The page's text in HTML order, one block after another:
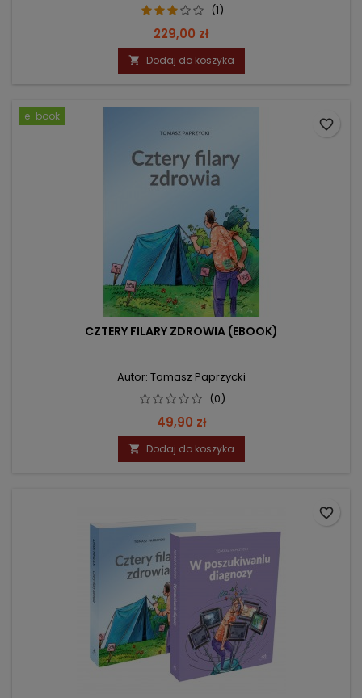
(1)
Cena
229,00 zł
 Dodaj do koszyka
e-book
CZTERY FILARY ZDROWIA (EBOOK)
Autor: Tomasz Paprzycki
(0)
Cena
49,90 zł
 Dodaj do koszyka
favorite_border
favorite_border